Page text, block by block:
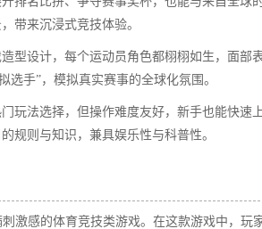
带来沉浸式竞技体验。​
型设计，每个运动员角色都栩栩如生，面部
选手”，模拟真实赛事的全球化氛围。​
玩法选择，但操作难度友好，新手也能快速
规则与知识，兼具娱乐性与科普性。​
激感的体育竞技类游戏。在这款游戏中，玩